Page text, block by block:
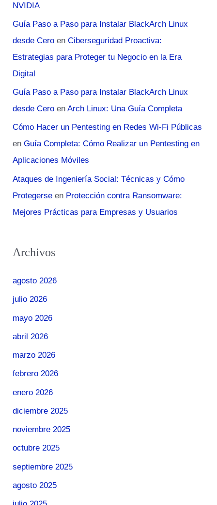
NVIDIA
Guía Paso a Paso para Instalar BlackArch Linux
desde Cero enCiberseguridad Proactiva:
Estrategias para Proteger tu Negocio en la Era
Digital
Guía Paso a Paso para Instalar BlackArch Linux
desde Cero enArch Linux: Una Guía Completa
Cómo Hacer un Pentesting en Redes Wi-Fi Públicas
enGuía Completa: Cómo Realizar un Pentesting en
Aplicaciones Móviles
Ataques de Ingeniería Social: Técnicas y Cómo
Protegerse en Protección contra Ransomware:
Mejores Prácticas para Empresas y Usuarios
Archivos
agosto 2026
julio 2026
mayo 2026
abril 2026
marzo 2026
febrero 2026
enero 2026
diciembre 2025
noviembre 2025
octubre 2025
septiembre 2025
agosto 2025